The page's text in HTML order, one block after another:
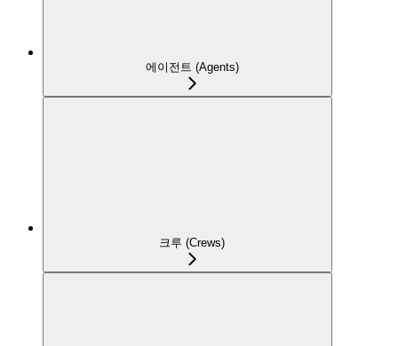
에이전트 (Agents)
크루 (Crews)